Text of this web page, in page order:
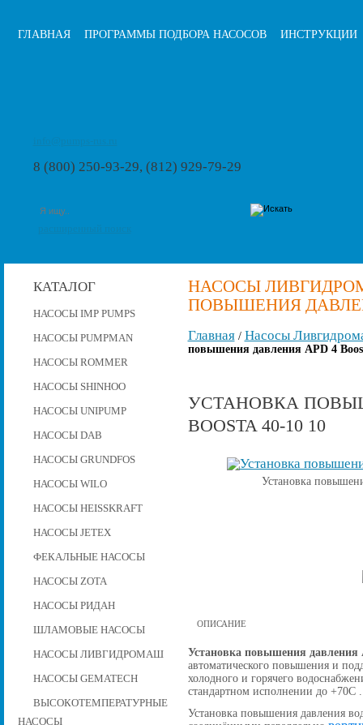
ГЛАВНАЯ ПРОГРАММЫ ПОДБОРА НАСОСОВ ИНСТРУКЦИИ
8 (800) 250-93-29, (812) 929-79-29
КАТАЛОГ
НАСОСЫ IMP PUMPS
НАСОСЫ PUMPMAN
НАСОСЫ ROMMER
НАСОСЫ SHINHOO
НАСОСЫ UNIPUMP
НАСОСЫ DAB
НАСОСЫ GRUNDFOS
НАСОСЫ WILO
НАСОСЫ HEISSKRAFT
НАСОСЫ JETEX
ФЕКАЛЬНЫЕ НАСОСЫ
НАСОСЫ ZOTA
НАСОСЫ РИДАН
ШЛАМОВЫЕ НАСОСЫ
НАСОСЫ ЛИВГИДРОМАШ
НАСОСЫ GEMATECH
ВЫСОКОТЕМПЕРАТУРНЫЕ
НАСОСЫ
НАСОСЫ
ПОВЫШЕНИЯ
Главная/ Насосы
повышения давления APD 4
УСТАНОВКА
BOOSTA 40-10 10
Установка
ОПИСАНИЕ
Установка повышения давления
автоматического повышения и
холодного и горячего
стандартном исполнении до +70С .
Установка повышения давления